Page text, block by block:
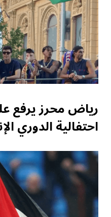
رياض محرز يرفع
احتفالية الدوري